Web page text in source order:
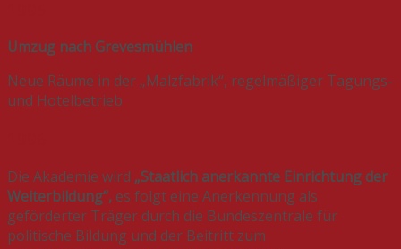
Umzug nach Grevesmühlen
Neue Räume in der „Malzfabrik“, regelmäßiger Tagungs-
und Hotelbetrieb
Die Akademie wird „Staatlich anerkannte Einrichtung der
Weiterbildung“, es folgt eine Anerkennung als
geförderter Träger durch die Bundeszentrale für
politische Bildung und der Beitritt zum